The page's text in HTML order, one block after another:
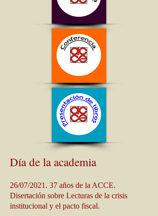
Día de la academia
26/07/2021. 37 años de la ACCE.
Disertación sobre Lecturas de la crisis
institucional y el pacto fiscal.